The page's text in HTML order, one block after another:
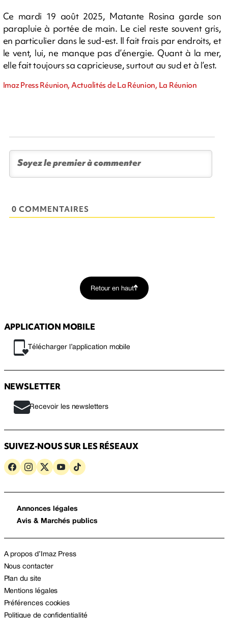
Ce mardi 19 août 2025, Matante Rosina garde son
parapluie à portée de main. Le ciel reste souvent gris,
en particulier dans le sud-est. Il fait frais par endroits, et
le vent, lui, ne manque pas d’énergie. Quant à la mer,
elle fait toujours sa capricieuse, surtout au sud et à l’est.
Imaz Press Réunion, Actualités de La Réunion, La Réunion
0 COMMENTAIRES
Retour en haut
APPLICATION MOBILE
Télécharger l’application mobile
NEWSLETTER
Recevoir les newsletters
SUIVEZ-NOUS SUR LES RÉSEAUX
Annonces légales
Avis & Marchés publics
A propos d’Imaz Press
Nous contacter
Plan du site
Mentions légales
Préférences cookies
Politique de confidentialité